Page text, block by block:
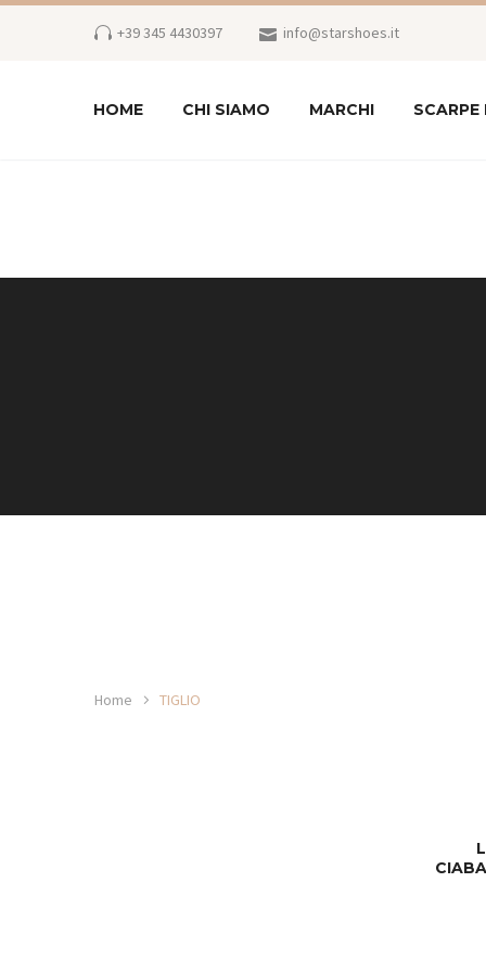
+39 345 4430397 info@starshoes.it
HOME CHI SIAMO MARCHI
Home TIGLIO